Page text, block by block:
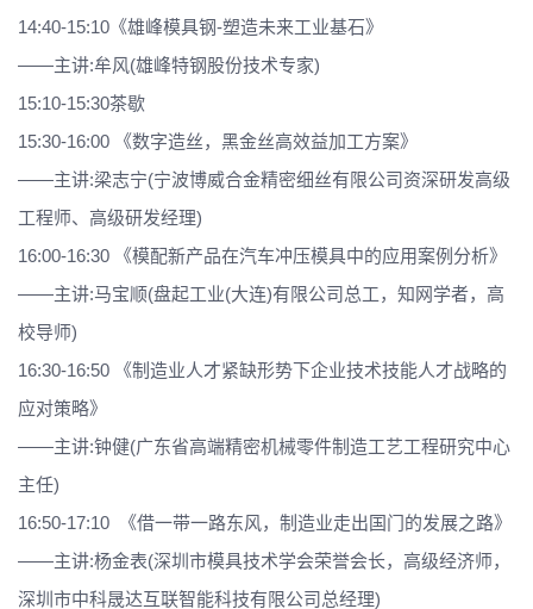
14:40-15:10《雄峰模具钢-塑造未来工业基石》
——主讲:牟风(雄峰特钢股份技术专家)
15:10-15:30茶歇
15:30-16:00 《数字造丝，黑金丝高效益加工方案》
——主讲:梁志宁(宁波博威合金精密细丝有限公司资深研发高级
工程师、高级研发经理)
16:00-16:30 《模配新产品在汽车冲压模具中的应用案例分析》
——主讲:马宝顺(盘起工业(大连)有限公司总工，知网学者，高
校导师)
16:30-16:50 《制造业人才紧缺形势下企业技术技能人才战略的
应对策略》
——主讲:钟健(广东省高端精密机械零件制造工艺工程研究中心
主任)
16:50-17:10 《借一带一路东风，制造业走出国门的发展之路》
——主讲:杨金表(深圳市模具技术学会荣誉会长，高级经济师，
深圳市中科晟达互联智能科技有限公司总经理)